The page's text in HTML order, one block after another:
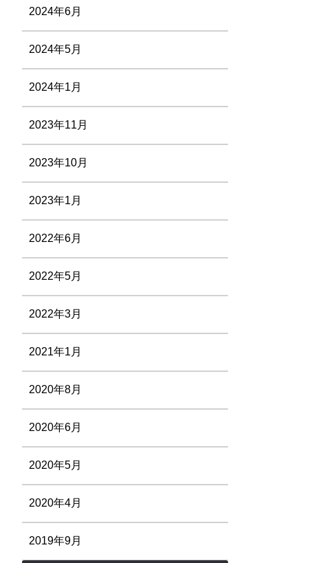
2024年6月
2024年5月
2024年1月
2023年11月
2023年10月
2023年1月
2022年6月
2022年5月
2022年3月
2021年1月
2020年8月
2020年6月
2020年5月
2020年4月
2019年9月